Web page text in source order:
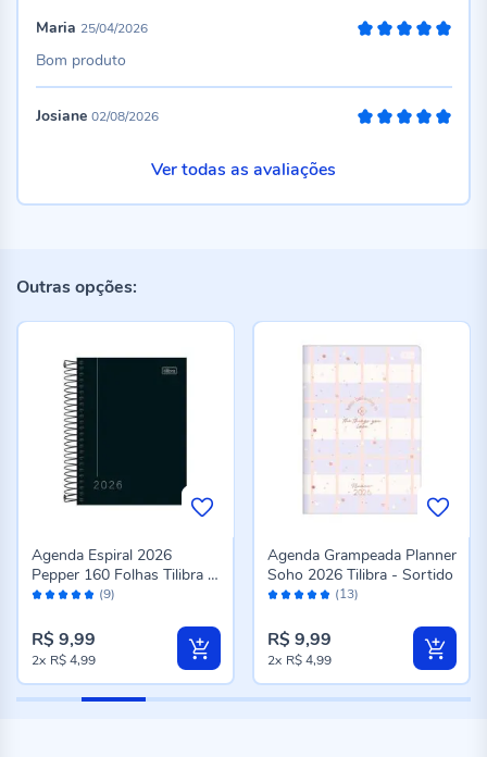
Maria 25/04/2026
Bom produto
Josiane 02/08/2026
Ver todas as avaliações
Outras opções:
Avaliação: (9)
Agenda Espiral 2026
Pepper 160 Folhas Tilibra -
Preto
R$ 9,99
2x R$ 4,99
Avaliação: (13)
Agenda Grampeada Planner
Soho 2026 Tilibra - Sortido
R$ 9,99
2x R$ 4,99